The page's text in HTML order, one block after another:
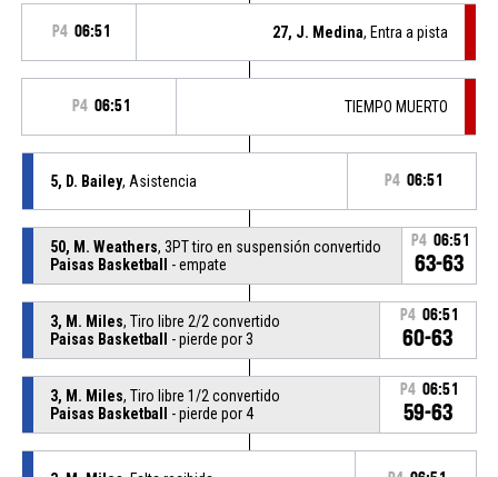
P4 06:51 27, J. Medina, Entra a pista
P4 06:51 TIEMPO MUERTO
5, D. Bailey, Asistencia P4 06:51
50, M. Weathers, 3PT tiro en suspensión convertido
Paisas Basketball
- empate
P4 06:51
63-63
3, M. Miles, Tiro libre 2/2 convertido
Paisas Basketball
- pierde por 3
P4 06:51
60-63
3, M. Miles, Tiro libre 1/2 convertido
Paisas Basketball
- pierde por 4
P4 06:51
59-63